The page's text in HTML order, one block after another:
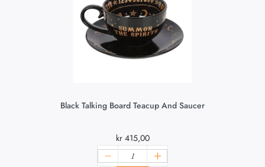
Black Talking Board Teacup And Saucer
kr415,00